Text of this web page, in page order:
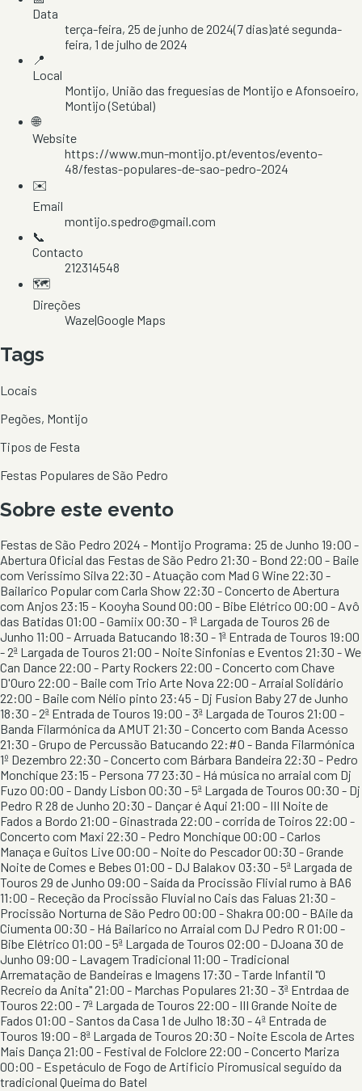
Data
terça-feira, 25 de junho de 2024(7dias)até segunda-
feira, 1 de julho de 2024
📍
Local
Montijo, União das freguesias de Montijo e Afonsoeiro,
Montijo(Setúbal)
🌐
Website
https://www.mun-montijo.pt/eventos/evento-
48/festas-populares-de-sao-pedro-2024
✉️
Email
montijo.spedro@gmail.com
📞
Contacto
212314548
🗺️
Direções
Waze|Google Maps
Tags
Locais
Pegões, Montijo
Tipos de Festa
Festas Populares de São Pedro
Sobre este evento
Festas de São Pedro 2024 - Montijo Programa: 25 de Junho 19:00 -
Abertura Oficial das Festas de São Pedro 21:30 - Bond 22:00 - Baile
com Verissimo Silva 22:30 - Atuação com Mad G Wine 22:30 -
Bailarico Popular com Carla Show 22:30 - Concerto de Abertura
com Anjos 23:15 - Kooyha Sound 00:00 - Bibe Elétrico 00:00 - Avô
das Batidas 01:00 - Gamiix 00:30 - 1ª Largada de Touros 26 de
Junho 11:00 - Arruada Batucando 18:30 - 1ª Entrada de Touros 19:00
- 2ª Largada de Touros 21:00 - Noite Sinfonias e Eventos 21:30 - We
Can Dance 22:00 - Party Rockers 22:00 - Concerto com Chave
D'Ouro 22:00 - Baile com Trio Arte Nova 22:00 - Arraial Solidário
22:00 - Baile com Nélio pinto 23:45 - Dj Fusion Baby 27 de Junho
18:30 - 2ª Entrada de Touros 19:00 - 3ª Largada de Touros 21:00 -
Banda Filarmónica da AMUT 21:30 - Concerto com Banda Acesso
21:30 - Grupo de Percussão Batucando 22:#0 - Banda Filarmónica
1º Dezembro 22:30 - Concerto com Bárbara Bandeira 22:30 - Pedro
Monchique 23:15 - Persona 77 23:30 - Há música no arraial com Dj
Fuzo 00:00 - Dandy Lisbon 00:30 - 5ª Largada de Touros 00:30 - Dj
Pedro R 28 de Junho 20:30 - Dançar é Aqui 21:00 - III Noite de
Fados a Bordo 21:00 - Ginastrada 22:00 - corrida de Toiros 22:00 -
Concerto com Maxi 22:30 - Pedro Monchique 00:00 - Carlos
Manaça e Guitos Live 00:00 - Noite do Pescador 00:30 - Grande
Noite de Comes e Bebes 01:00 - DJ Balakov 03:30 - 5ª Largada de
Touros 29 de Junho 09:00 - Saída da Procissão Flivial rumo à BA6
11:00 - Receção da Procissão Fluvial no Cais das Faluas 21:30 -
Procissão Norturna de São Pedro 00:00 - Shakra 00:00 - BAile da
Ciumenta 00:30 - Há Bailarico no Arraial com DJ Pedro R 01:00 -
Bibe Elétrico 01:00 - 5ª Largada de Touros 02:00 - DJoana 30 de
Junho 09:00 - Lavagem Tradicional 11:00 - Tradicional
Arrematação de Bandeiras e Imagens 17:30 - Tarde Infantil "O
Recreio da Anita" 21:00 - Marchas Populares 21:30 - 3ª Entrdaa de
Touros 22:00 - 7ª Largada de Touros 22:00 - III Grande Noite de
Fados 01:00 - Santos da Casa 1 de Julho 18:30 - 4ª Entrada de
Touros 19:00 - 8ª Largada de Touros 20:30 - Noite Escola de Artes
Mais Dança 21:00 - Festival de Folclore 22:00 - Concerto Mariza
00:00 - Espetáculo de Fogo de Artificio Piromusical seguido da
tradicional Queima do Batel